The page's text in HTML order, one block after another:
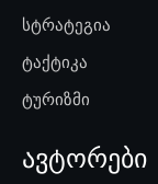
სტრატეგია
ტაქტიკა
ტურიზმი
ავტორები